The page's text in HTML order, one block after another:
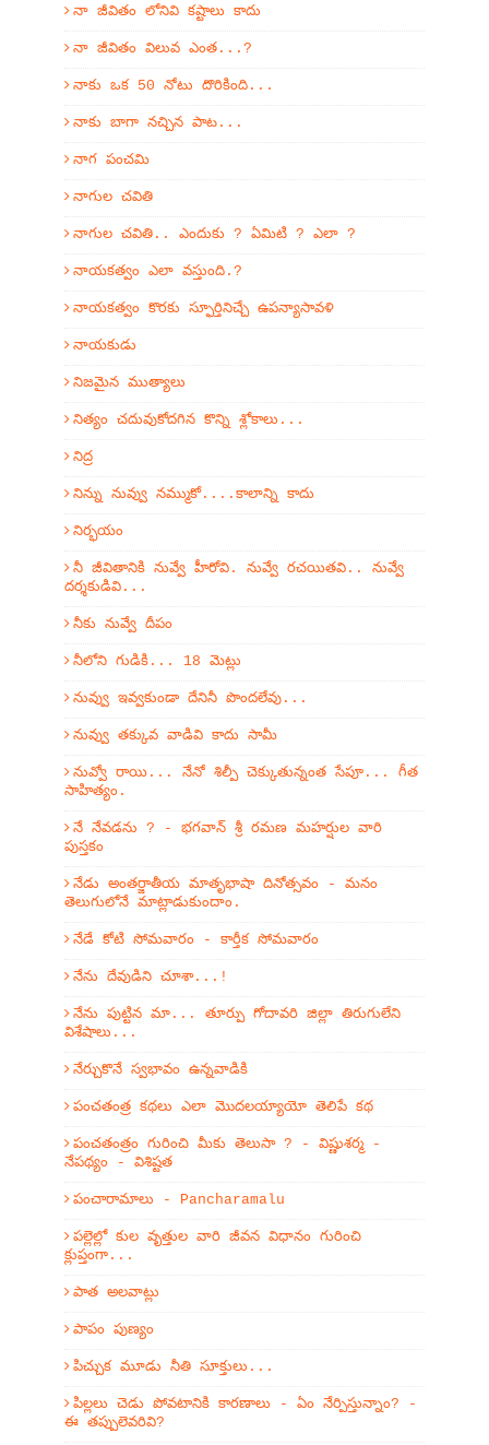
నా జీవితం లోనివి కష్టాలు కాదు
నా జీవితం విలువ ఎంత...?
నాకు ఒక 50 నోటు దొరికింది...
నాకు బాగా నచ్చిన పాట...
నాగ పంచమి
నాగుల చవితి
నాగుల చవితి.. ఎందుకు ? ఏమిటి ? ఎలా ?
నాయకత్వం ఎలా వస్తుంది.?
నాయకత్వం కొరకు స్ఫూర్తినిచ్చే ఉపన్యాసావళి
నాయకుడు
నిజమైన ముత్యాలు
నిత్యం చదువుకోదగిన కొన్ని శ్లోకాలు...
నిద్ర
నిన్ను నువ్వు నమ్ముకో....కాలాన్ని కాదు
నిర్భయం
నీ జీవితానికి నువ్వే హీరోవి. నువ్వే రచయితవి.. నువ్వే
దర్శకుడివి...
నీకు నువ్వే దీపం
నీలోని గుడికి... 18 మెట్లు
నువ్వు ఇవ్వకుండా దేనినీ పొందలేవు...
నువ్వు తక్కువ వాడివి కాదు సామీ
నువ్వో రాయి... నేనో శిల్పీ చెక్కుతున్నంత సేపూ... గీత
సాహిత్యం.
నే నేవడను ? - భగవాన్ శ్రీ రమణ మహర్షుల వారి
పుస్తకం
నేడు అంతర్జాతీయ మాతృభాషా దినోత్సవం - మనం
తెలుగులోనే మాట్లాడుకుందాం.
నేడే కోటి సోమవారం - కార్తీక సోమవారం
నేను దేవుడిని చూశా...!
నేను పుట్టిన మా... తూర్పు గోదావరి జిల్లా తిరుగులేని
విశేషాలు...
నేర్చుకొనే స్వభావం ఉన్నవాడికి
పంచతంత్ర కథలు ఎలా మొదలయ్యాయో తెలిపే కథ
పంచతంత్రం గురించి మీకు తెలుసా ? - విష్ణుశర్మ -
నేపథ్యం - విశిష్టత
పంచారామాలు - Pancharamalu
పల్లెల్లో కుల వృత్తుల వారి జీవన విధానం గురించి
క్లుప్తంగా...
పాత అలవాట్లు
పాపం పుణ్యం
పిచ్చుక మూడు నీతి సూక్తులు...
పిల్లలు చెడు పోవటానికి కారణాలు - ఏం నేర్పిస్తున్నాం? -
ఈ తప్పులెవరివి?